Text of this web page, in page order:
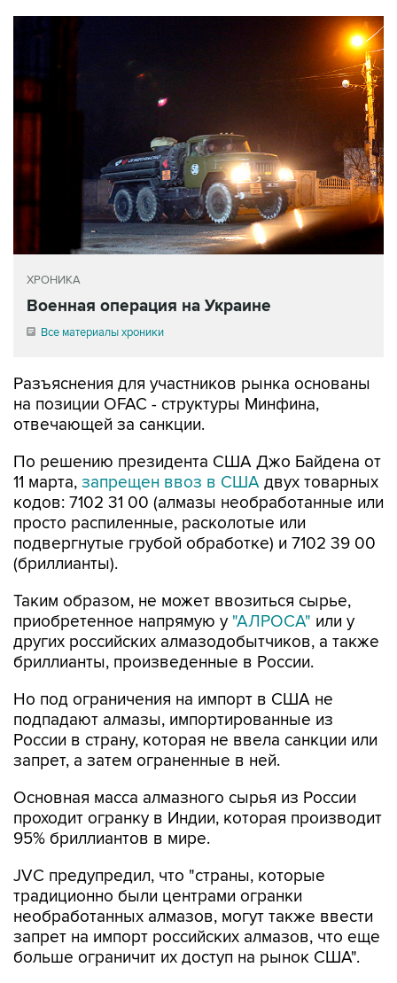
ХРОНИКА
Военная операция на Украине
Все материалы хроники
Разъяснения для участников рынка основаны
на позиции OFAC - структуры Минфина,
отвечающей за санкции.
По решению президента США Джо Байдена от
11 марта, запрещен ввоз в США двух товарных
кодов: 7102 31 00 (алмазы необработанные или
просто распиленные, расколотые или
подвергнутые грубой обработке) и 7102 39 00
(бриллианты).
Таким образом, не может ввозиться сырье,
приобретенное напрямую у "АЛРОСА" или у
других российских алмазодобытчиков, а также
бриллианты, произведенные в России.
Но под ограничения на импорт в США не
подпадают алмазы, импортированные из
России в страну, которая не ввела санкции или
запрет, а затем ограненные в ней.
Основная масса алмазного сырья из России
проходит огранку в Индии, которая производит
95% бриллиантов в мире.
JVC предупредил, что "страны, которые
традиционно были центрами огранки
необработанных алмазов, могут также ввести
запрет на импорт российских алмазов, что еще
больше ограничит их доступ на рынок США".